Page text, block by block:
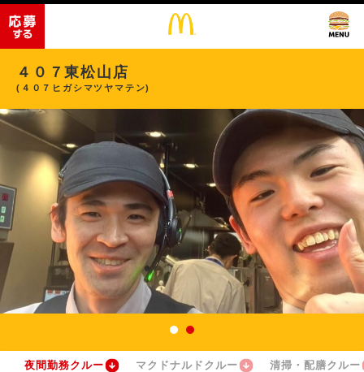
４０７東松山店
(４０７ヒガシマツヤマテン)
夜間勤務クルー マクドナルドクルー 清掃・配膳クルー